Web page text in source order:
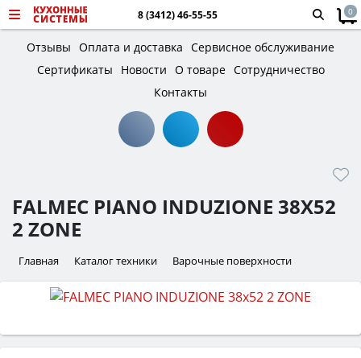
8 (3412) 46-55-55 0
Отзывы Оплата и доставка Сервисное обслуживание
Сертификаты
Новости О товаре Сотрудничество
Контакты
FALMEC PIANO INDUZIONE 38X52
2 ZONE
Главная Каталог техники Варочные поверхности